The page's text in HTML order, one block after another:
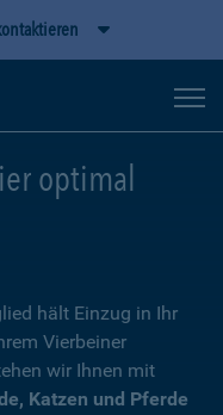
optimal
hält Einzug in Ihr
Vierbeiner
wir Ihnen mit
Katzen und Pferde